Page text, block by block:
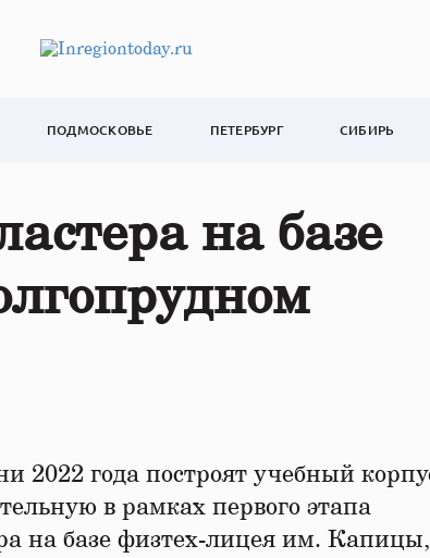
ПОДМОСКОВЬЕ ПЕТЕРБУРГ СИБИРЬ
на базе
2022 года построят учебный
в рамках первого этапа
на базе физтех-лицея им. Капицы,